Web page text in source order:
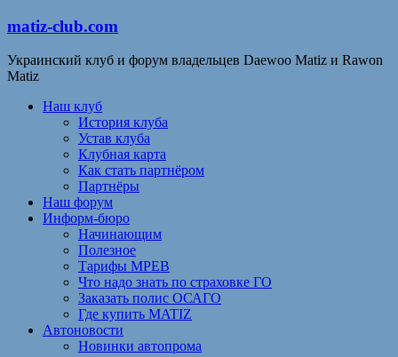
matiz-club.com
Украинский клуб и форум владельцев Daewoo Matiz и Rawon
Matiz
Наш клуб
История клуба
Устав клуба
Клубная карта
Как стать партнёром
Партнёры
Наш форум
Информ-бюро
Начинающим
Полезное
Тарифы МРЕВ
Что надо знать по страховке ГО
Заказать полис ОСАГО
Где купить MATIZ
Автоновости
Новинки автопрома